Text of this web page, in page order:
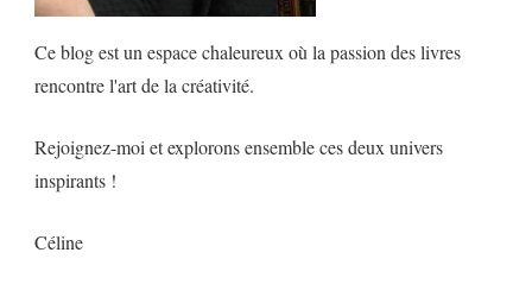
Ce blog est un espace chaleureux où la passion des livres
rencontre l'art de la créativité.
Rejoignez-moi et explorons ensemble ces deux univers
inspirants !
Céline